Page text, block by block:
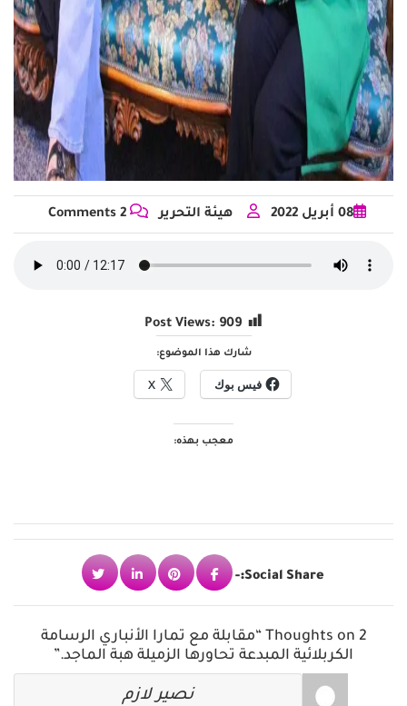
08 أبريل 2022 هيئة التحرير
Post Views: 909
شارك هذا الموضوع:
فيس بوك X
معجب بهذه:
Social Share:-
2 Thoughts on “مقابلة مع تمارا الأنباري الرسامة
الكربلائية المبدعة تحاورها الزميلة هبة الماجد.”
نصير لازم